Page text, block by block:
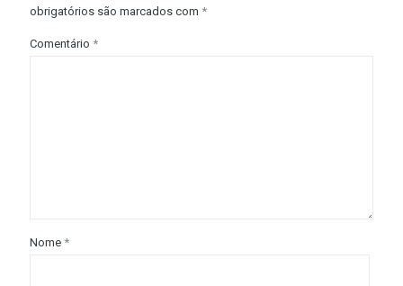
obrigatórios são marcados com *
Comentário *
Nome *